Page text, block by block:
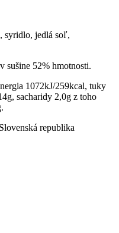
syridlo, jedlá soľ,
sušine 52% hmotnosti.
1072kJ/259kcal, tuky
sacharidy 2,0g z toho
republika